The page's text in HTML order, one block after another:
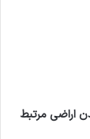
اراضی مرتبط